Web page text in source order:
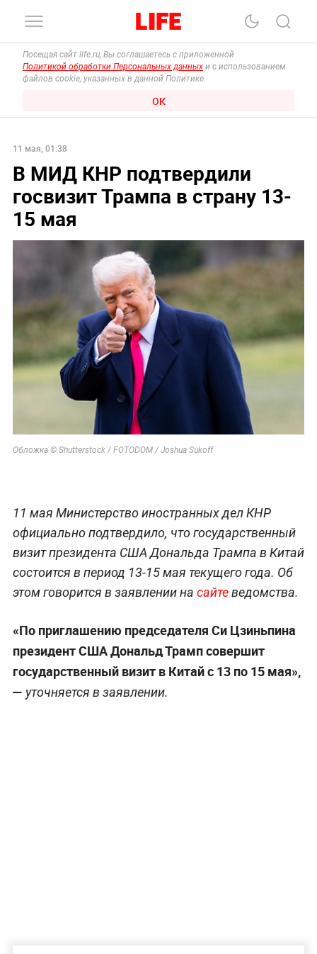
Посещая сайт life.ru, Вы соглашаетесь с приложенной
Политикой обработки Персональных данных и с использованием
файлов cookie, указанных в данной Политике.
ОК
11 мая, 01:38
В МИД КНР подтвердили
госвизит Трампа в страну 13-
15 мая
Обложка © Shutterstock / FOTODOM / Joshua Sukoff
11 мая Министерство иностранных дел КНР
официально подтвердило, что государственный
визит президента США Дональда Трампа в Китай
состоится в период 13-15 мая текущего года. Об
этом говорится в заявлении на сайтеведомства.
«По приглашению председателя Си Цзиньпина
президент США Дональд Трамп совершит
государственный визит в Китай с 13 по 15 мая»,
— уточняется в заявлении.